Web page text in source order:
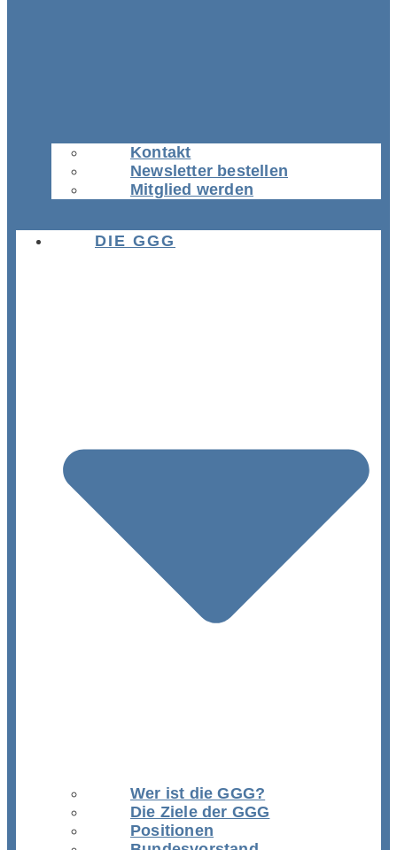
Kontakt
Newsletter bestellen
Mitglied werden
DIE GGG
Wer ist die GGG?
Die Ziele der GGG
Positionen